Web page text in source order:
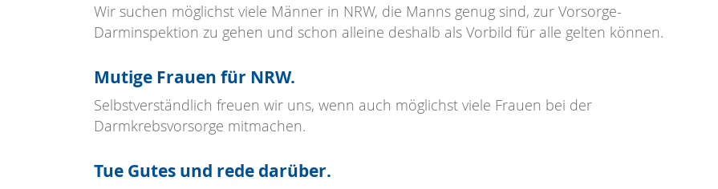
Wir suchen möglichst viele Männer in NRW, die Manns genug sind, zur Vorsorge-
Darminspektion zu gehen und schon alleine deshalb als Vorbild für alle gelten können.
Mutige Frauen für NRW.
Selbstverständlich freuen wir uns, wenn auch möglichst viele Frauen bei der
Darmkrebsvorsorge mitmachen.
Tue Gutes und rede darüber.